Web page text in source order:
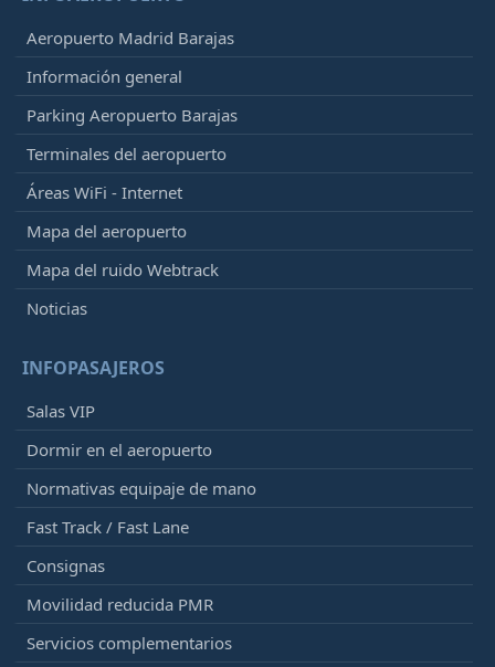
Aeropuerto Madrid Barajas
Información general
Parking Aeropuerto Barajas
Terminales del aeropuerto
Áreas WiFi - Internet
Mapa del aeropuerto
Mapa del ruido Webtrack
Noticias
INFOPASAJEROS
Salas VIP
Dormir en el aeropuerto
Normativas equipaje de mano
Fast Track / Fast Lane
Consignas
Movilidad reducida PMR
Servicios complementarios